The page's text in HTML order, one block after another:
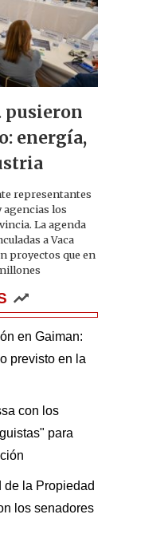
pusieron
energía,
representantes
agencias los
La agenda
a Vaca
proyectos que en
en Gaiman:
previsto en la
con los
para
de la Propiedad
los senadores